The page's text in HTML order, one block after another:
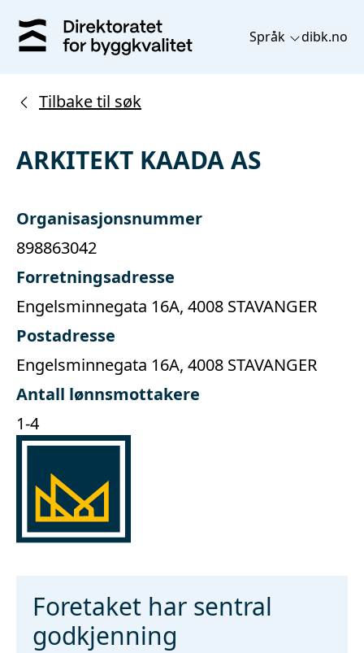
Språk dibk.no
Tilbake til søk
ARKITEKT KAADA AS
Organisasjonsnummer
898863042
Forretningsadresse
Engelsminnegata 16A, 4008 STAVANGER
Postadresse
Engelsminnegata 16A, 4008 STAVANGER
Antall lønnsmottakere
1-4
Foretaket har sentral
godkjenning